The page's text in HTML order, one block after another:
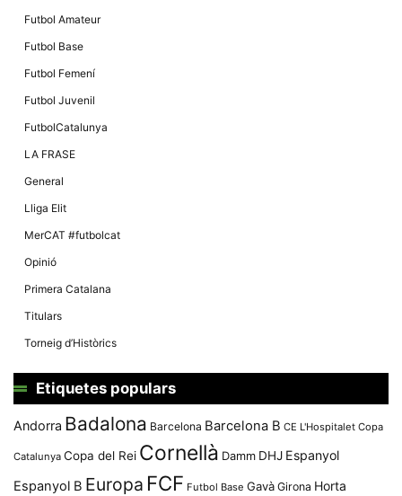
Futbol Amateur
Futbol Base
Futbol Femení
Futbol Juvenil
FutbolCatalunya
LA FRASE
General
Lliga Elit
MerCAT #futbolcat
Opinió
Primera Catalana
Titulars
Torneig d’Històrics
Etiquetes populars
Andorra Badalona Barcelona Barcelona B CE L'Hospitalet Copa
Catalunya Copa del Rei Cornellà Damm DHJ Espanyol
Espanyol B Europa FCF Futbol Base Gavà Girona Horta